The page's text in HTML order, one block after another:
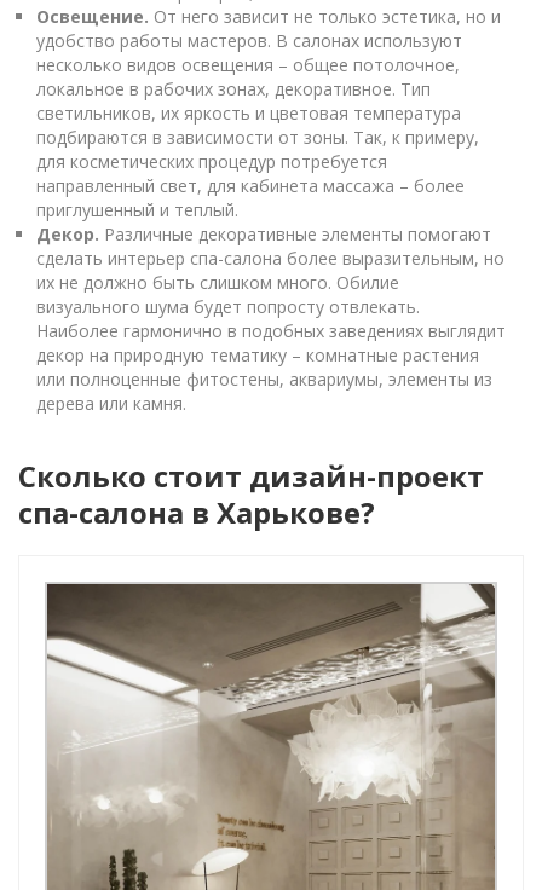
Освещение. От него зависит не только эстетика, но и
удобство работы мастеров. В салонах используют
несколько видов освещения – общее потолочное,
локальное в рабочих зонах, декоративное. Тип
светильников, их яркость и цветовая температура
подбираются в зависимости от зоны. Так, к примеру,
для косметических процедур потребуется
направленный свет, для кабинета массажа – более
приглушенный и теплый.
Декор. Различные декоративные элементы помогают
сделать интерьер спа-салона более выразительным, но
их не должно быть слишком много. Обилие
визуального шума будет попросту отвлекать.
Наиболее гармонично в подобных заведениях выглядит
декор на природную тематику – комнатные растения
или полноценные фитостены, аквариумы, элементы из
дерева или камня.
Сколько стоит дизайн-проект
спа-салона в Харькове?